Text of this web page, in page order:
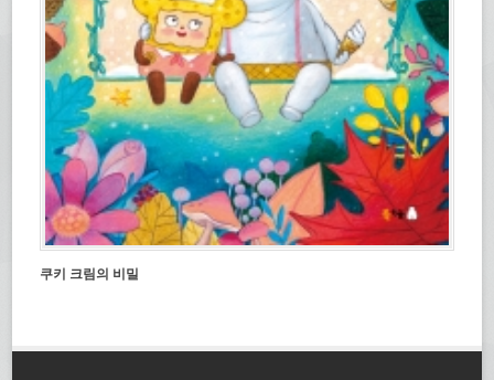
쿠키 크림의 비밀